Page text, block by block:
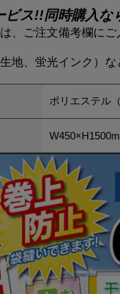
ビス!!同時購入
、ご注文備考欄に
地、蛍光インク）
ポリエステル